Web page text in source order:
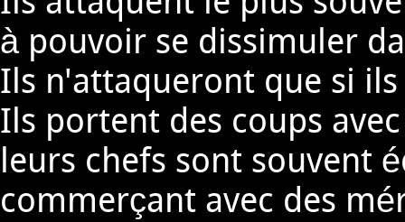
à pouvoir se dissimuler
Ils n'attaqueront que si
Ils portent des coups
leurs chefs sont souvent
commerçant avec des